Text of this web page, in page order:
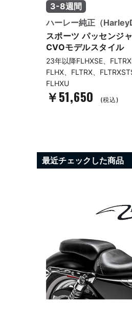
3-8週間
ハーレー純正（
スポーツ パッセンジ
CVOモデルスタイル
23年以降FLHXSE、
FLHX、FLTRX、
FLHXU
￥51,650 (税込)
最近チェックした商品